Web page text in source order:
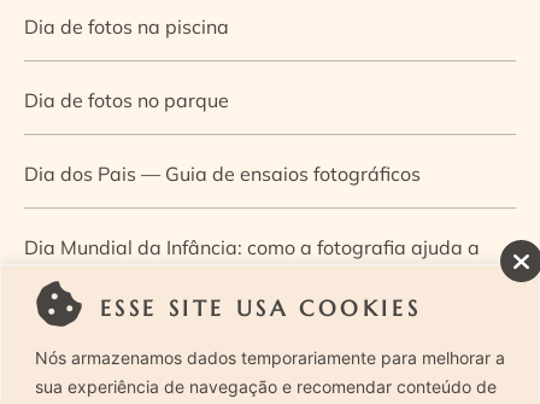
ESSE SITE USA COOKIES
Nós armazenamos dados temporariamente para melhorar a
sua experiência de navegação e recomendar conteúdo de
Dia de fotos na piscina
Dia de fotos no parque
Dia dos Pais — Guia de ensaios fotográficos
Dia Mundial da Infância: como a fotografia ajuda a
construir a memória e a identidade da criança
Diário de uma grávida e sua pequena